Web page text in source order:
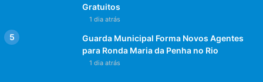
Gratuitos
1 dia atrás
Guarda Municipal Forma Novos Agentes
para Ronda Maria da Penha no Rio
1 dia atrás